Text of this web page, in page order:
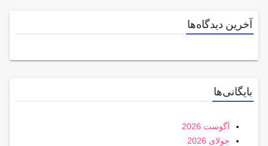
آخرین دیدگاه‌ها
بایگانی‌ها
آگوست 2026
جولای 2026